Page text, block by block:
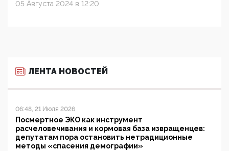
05 Августа 2024 в 12:20
ЛЕНТА НОВОСТЕЙ
06:48, 21 Июля 2026
Посмертное ЭКО как инструмент
расчеловечивания и кормовая база извращенцев:
депутатам пора остановить нетрадиционные
методы «спасения демографии»